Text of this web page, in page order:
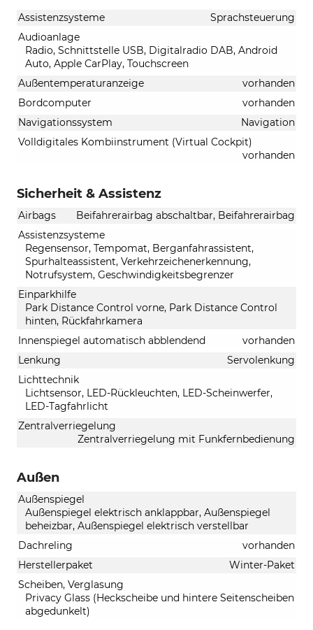
Assistenzsysteme
Sprachsteuerung
Audioanlage
Radio, Schnittstelle USB, Digitalradio DAB, Android
Auto, Apple CarPlay, Touchscreen
Außentemperaturanzeige
vorhanden
Bordcomputer
vorhanden
Navigationssystem
Navigation
Volldigitales Kombiinstrument (Virtual Cockpit)
vorhanden
Sicherheit & Assistenz
Airbags
Beifahrerairbag abschaltbar, Beifahrerairbag
Assistenzsysteme
Regensensor, Tempomat, Berganfahrassistent,
Spurhalteassistent, Verkehrzeichenerkennung,
Notrufsystem, Geschwindigkeitsbegrenzer
Einparkhilfe
Park Distance Control vorne, Park Distance Control
hinten, Rückfahrkamera
Innenspiegel automatisch abblendend
vorhanden
Lenkung
Servolenkung
Lichttechnik
Lichtsensor, LED-Rückleuchten, LED-Scheinwerfer,
LED-Tagfahrlicht
Zentralverriegelung
Zentralverriegelung mit Funkfernbedienung
Außen
Außenspiegel
Außenspiegel elektrisch anklappbar, Außenspiegel
beheizbar, Außenspiegel elektrisch verstellbar
Dachreling
vorhanden
Herstellerpaket
Winter-Paket
Scheiben, Verglasung
Privacy Glass (Heckscheibe und hintere Seitenscheiben
abgedunkelt)